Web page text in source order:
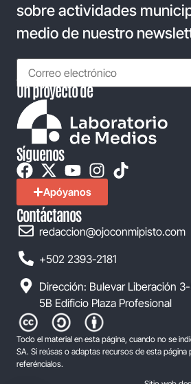
sobre actividades
medio de nuestro
Un proyecto de
Síguenos
Apóyanos
Contáctanos
redaccion@ojoconmipisto.com
+502 2393-2181
Dirección: Bulevar Liberación
5B Edificio Plaza Profesional
Todo el material en esta página, cuando no se
SA. Si reúsas o adaptas recursos de esta página
referéncialos.